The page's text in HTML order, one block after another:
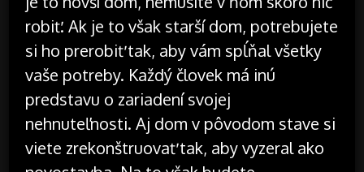
robiť. Ak je to však starší dom, potrebujete
si ho prerobiť tak, aby vám spĺňal všetky
vaše potreby. Každý človek má inú
predstavu o zariadení svojej
nehnuteľnosti. Aj dom v pôvodom stave si
viete zrekonštruovať tak, aby vyzeral ako